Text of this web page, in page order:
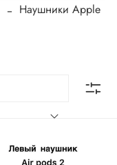
Наушники Apple